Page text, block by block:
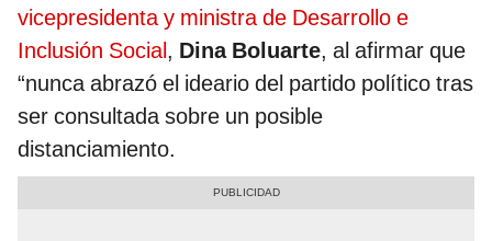
vicepresidenta y ministra de Desarrollo e
Inclusión Social, Dina Boluarte, al afirmar que
“nunca abrazó el ideario del partido político tras
ser consultada sobre un posible
distanciamiento.